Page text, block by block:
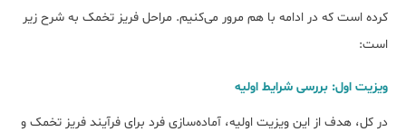
کرده است که در ادامه با هم مرور می‎‌کنیم. مراحل فریز تخمک به شرح زیر
است:
ویزیت اول: بررسی شرایط اولیه
در کل، هدف از این ویزیت اولیه، آماده‌سازی فرد برای فرآیند فریز تخمک و